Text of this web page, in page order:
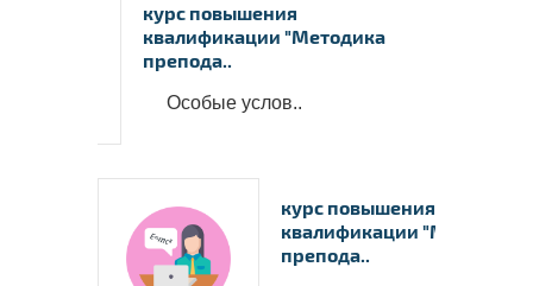
курс повышения
квалификации "Методика
препода..
Особые услов..
курс повышения
квалификации "Методика
препода..